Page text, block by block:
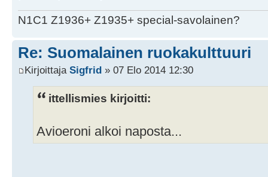
N1C1 Z1936+ Z1935+ special-savolainen?
Re: Suomalainen ruokakulttuuri
Kirjoittaja Sigfrid » 07 Elo 2014 12:30
ittellismies kirjoitti:
Avioeroni alkoi naposta...